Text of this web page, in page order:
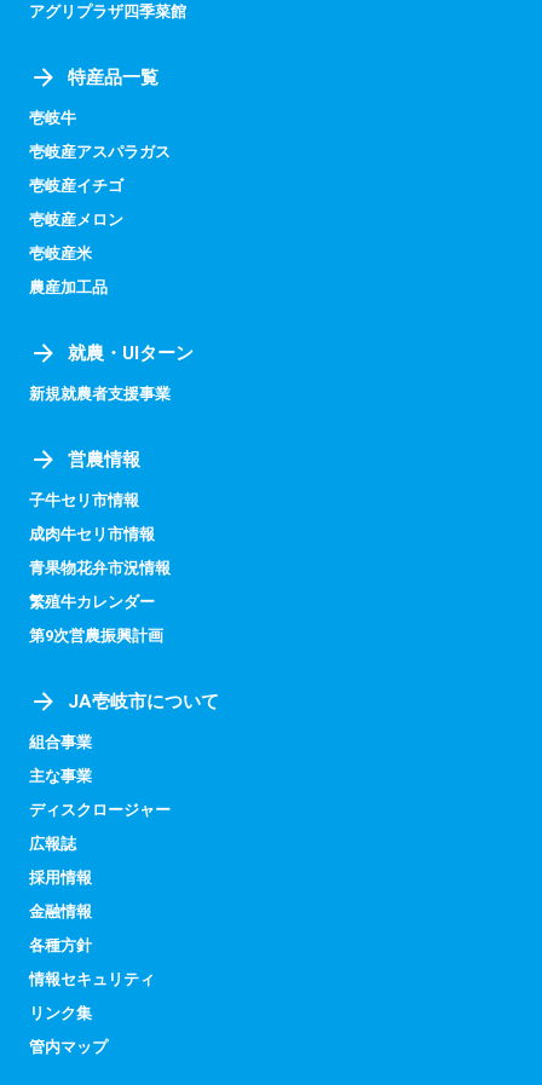
アグリプラザ四季菜館
特産品一覧
壱岐牛
壱岐産アスパラガス
壱岐産イチゴ
壱岐産メロン
壱岐産米
農産加工品
就農・UIターン
新規就農者支援事業
営農情報
子牛セリ市情報
成肉牛セリ市情報
青果物花弁市況情報
繁殖牛カレンダー
第9次営農振興計画
JA壱岐市について
組合事業
主な事業
ディスクロージャー
広報誌
採用情報
金融情報
各種方針
情報セキュリティ
リンク集
管内マップ